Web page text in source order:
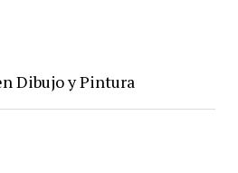
Dibujo y Pintura